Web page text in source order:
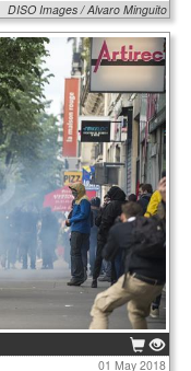
DISO Images / Alvaro Minguito
01 May 2018